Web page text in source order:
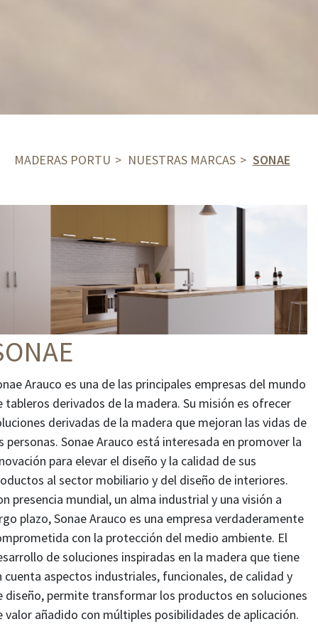
MADERAS PORTU NUESTRAS MARCAS SONAE
Arauco es una de las principales empresas del mundo
tableros derivados de la madera. Su misión es ofrecer
derivadas de la madera que mejoran las vidas de
personas. Sonae Arauco está interesada en promover la
para elevar el diseño y la calidad de sus
al sector mobiliario y del diseño de interiores.
presencia mundial, un alma industrial y una visión a
plazo, Sonae Arauco es una empresa verdaderamente
con la protección del medio ambiente. El
de soluciones inspiradas en la madera que tiene
cuenta aspectos industriales, funcionales, de calidad y
diseño, permite transformar los productos en soluciones
valor añadido con múltiples posibilidades de aplicación.